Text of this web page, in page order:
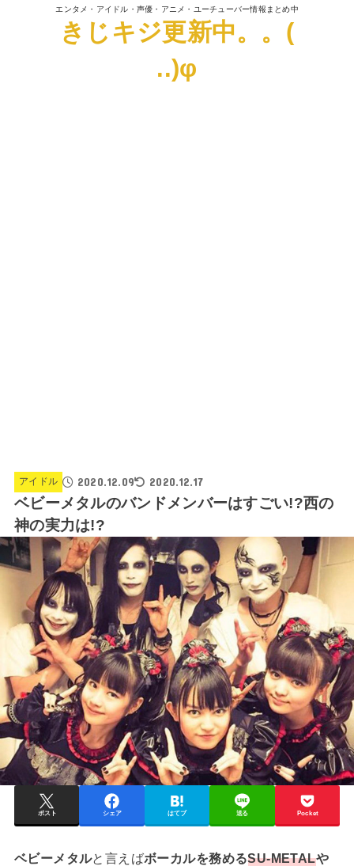
エンタメ・アイドル・声優・アニメ・ユーチューバー情報まとめ中
きじキジ更新中。。(
..)φ
アイドル 2020.12.09 2020.12.17
ベビーメタルのバンドメンバーはすごい!?西の
神の実力は!?
ポスト シェア はてブ 送る Pocket
ベビーメタルと言えばボーカルを務めるSU-METALや